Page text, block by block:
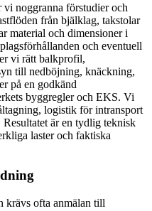
vi noggranna förstudier och
från bjälklag, takstolar
material och dimensioner i
och eventuell
vi rätt balkprofil,
till nedböjning, knäckning,
på en godkänd
byggregler och EKS. Vi
logistik för intransport
är en tydlig teknisk
laster och faktiska
krävs ofta anmälan till